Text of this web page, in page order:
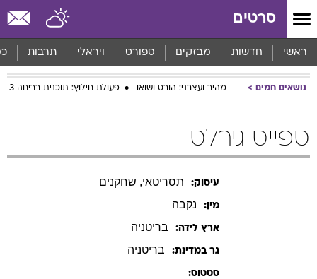
סרטים
ראשי חדשות מבזקים ספורט ויראלי תרבות
נושאים חמים מהיר ועצבני: הובס ושואו פעולת חילוץ: תוכנית בריחה 3
ספייס גירלס
עיסוק: תסריטאי, שחקנים
מין: נקבה
ארץ לידה: בריטניה
גר במדינת: בריטניה
סטטוס: